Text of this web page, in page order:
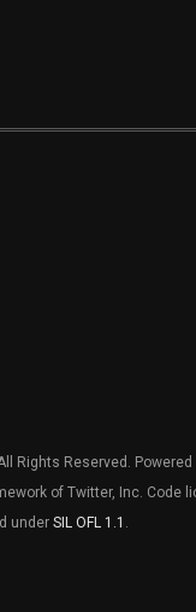
Rights Reserved. Powered
of Twitter, Inc. Code
under SIL OFL 1.1 .